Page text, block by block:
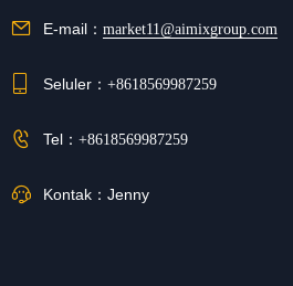
E-mail： market11@aimixgroup.com
Seluler： +8618569987259
Tel： +8618569987259
Kontak： Jenny